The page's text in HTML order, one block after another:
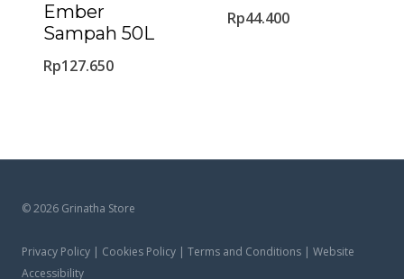
Ember
Sampah 50L
Rp127.650
Rp44.400
© 2026 Grinatha Store
Privacy Policy | Cookies Policy | Terms and Conditions | Website
Accessibility